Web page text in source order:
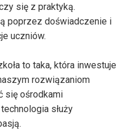
się z praktyką.
poprzez doświadczenie i
uczniów.
to taka, która inwestuje
rozwiązaniom
się ośrodkami
służy